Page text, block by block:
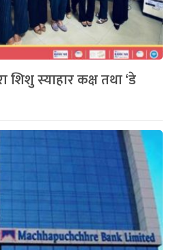
शिशु स्याहार कक्ष तथा ‘डे